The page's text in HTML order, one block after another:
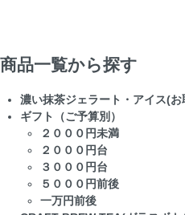
商品一覧から探す
濃い抹茶ジェラート・アイス(お
ギフト（ご予算別）
２０００円未満
２０００円台
３０００円台
５０００円前後
一万円前後